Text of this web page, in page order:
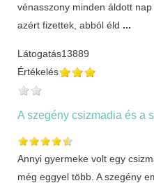
vénasszony minden áldott
azért fizettek, abból éld ...
Látogatás13889
Értékelés
A szegény csizmadia és a
Annyi gyermeke volt egy
még eggyel több. A szegény